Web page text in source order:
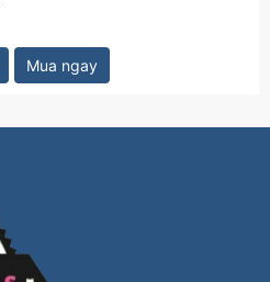
Mua ngay